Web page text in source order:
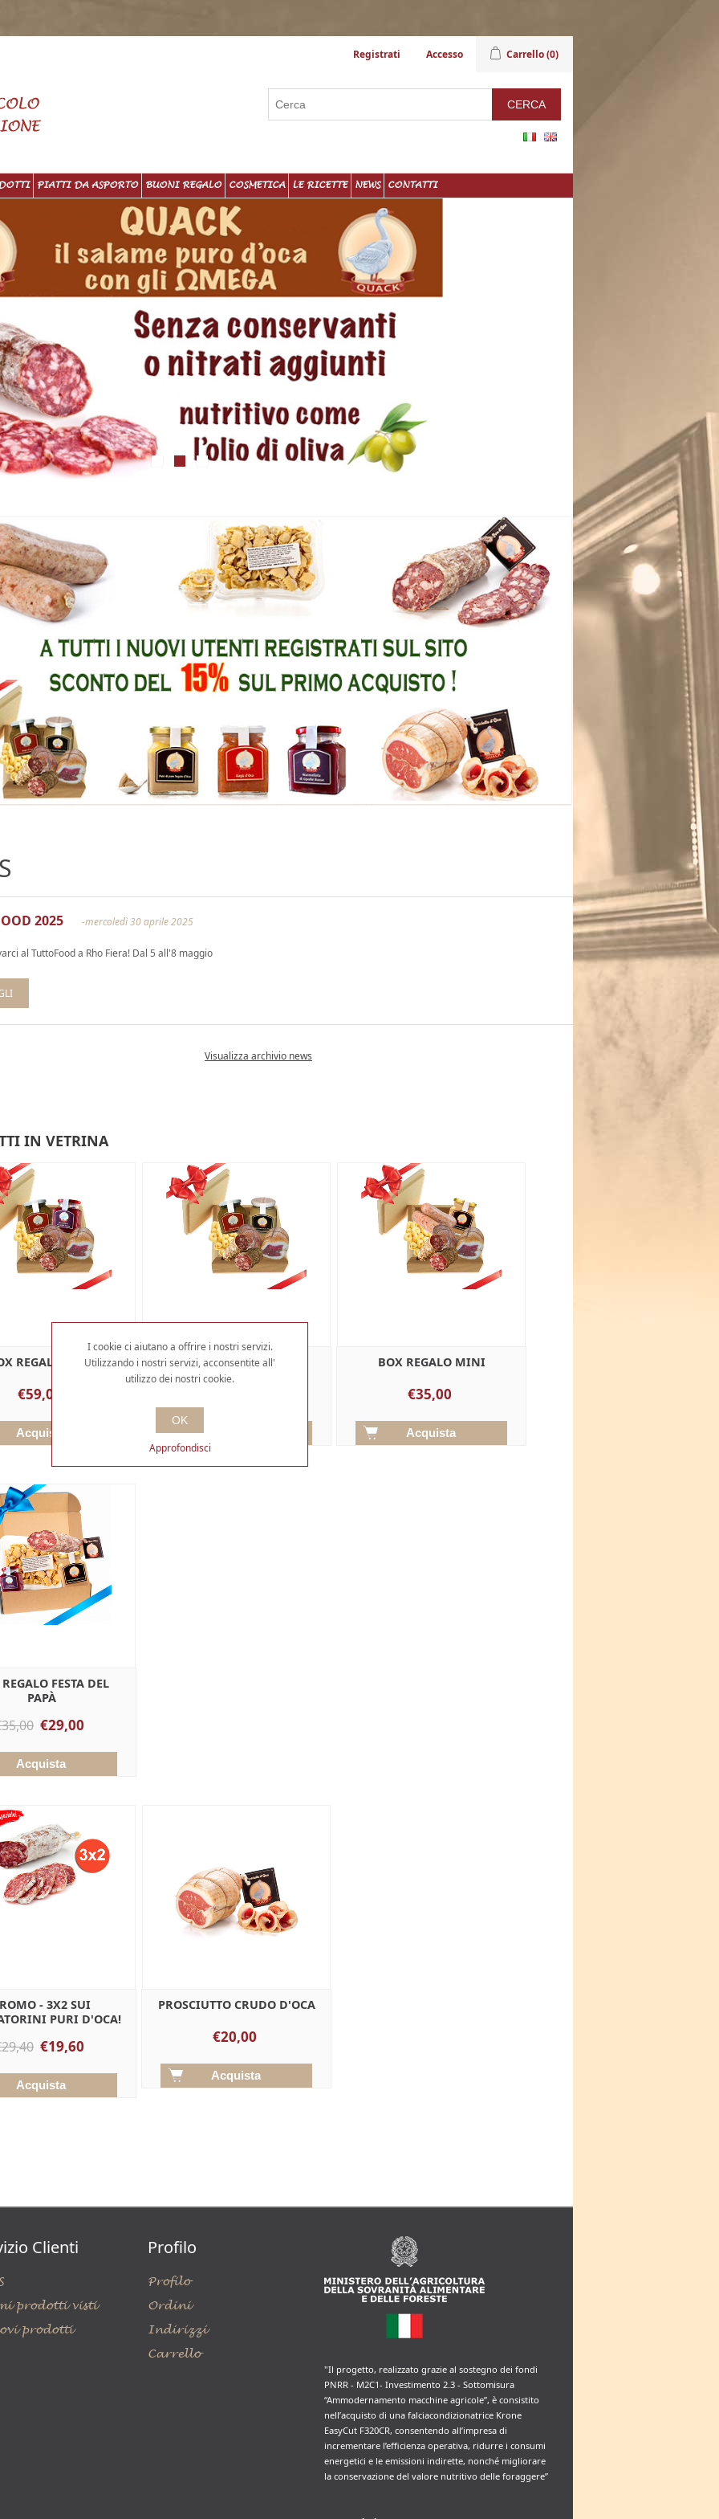
Registrati Accesso Carrello(0)
PIATTI DA ASPORTO BUONI REGALO COSMETICA LE RICETTE NEWS CONTATTI
2025 -mercoledì 30 aprile 2025
al TuttoFood a Rho Fiera! Dal 5 all'8 maggio
Visualizza archivio news
IN VETRINA
REGALO MIDI
€59,00
BOX REGALO MAXI BOX REGALO MINI
€35,00
FESTA DEL
PAPÀ
€29,00
- 3X2 SUI
PURI D'OCA!
€19,60
PROSCIUTTO CRUDO D'OCA
€20,00
Clienti
prodotti visti
prodotti
Profilo
Profilo
Ordini
Indirizzi
Carrello
"Il progetto, realizzato grazie al sostegno dei fondi
PNRR - M2C1- Investimento 2.3 - Sottomisura
“Ammodernamento macchine agricole”, è consistito
nell’acquisto di una falciacondizionatrice Krone
EasyCut F320CR, consentendo all’impresa di
incrementare l’efficienza operativa, ridurre i consumi
energetici e le emissioni indirette, nonché migliorare
la conservazione del valore nutritivo delle foraggere”
I cookie ci aiutano a offrire i nostri servizi.
Utilizzando i nostri servizi, acconsentite all'
utilizzo dei nostri cookie.
OK
Approfondisci